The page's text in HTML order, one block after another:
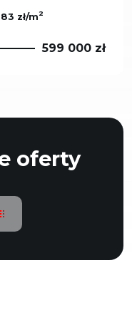
zł/m2
599 000 zł
oferty